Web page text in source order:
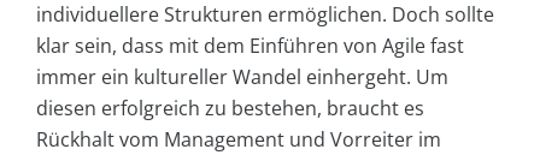
individuellere Strukturen ermöglichen. Doch sollte
klar sein, dass mit dem Einführen von Agile fast
immer ein kultureller Wandel einhergeht. Um
diesen erfolgreich zu bestehen, braucht es
Rückhalt vom Management und Vorreiter im